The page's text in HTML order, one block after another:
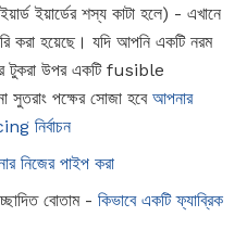
ইয়ার্ডের শস্য কাটা হলে) - এখানে
করা হয়েছে। যদি আপনি একটি নরম
টুকরা উপর একটি fusible
পক্ষের সোজা হবে আপনার
নির্বাচন
নিজের পাইপ করা
বোতাম - কিভাবে একটি ফ্যাব্রিক